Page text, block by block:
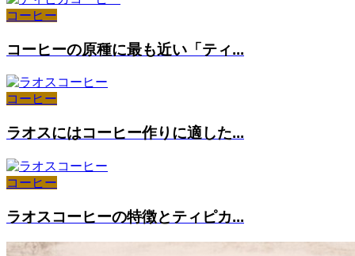
コーヒー
コーヒーの原種に最も近い「ティ...
コーヒー
ラオスにはコーヒー作りに適した...
コーヒー
ラオスコーヒーの特徴とティピカ...